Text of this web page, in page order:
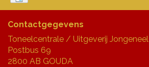
Contactgegevens
Toneelcentrale / Uitgeverij Jongeneel
Postbus 69
2800 AB GOUDA